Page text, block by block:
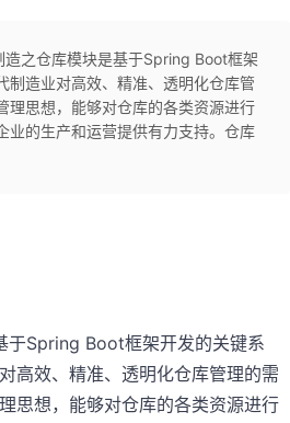
之仓库模块是基于Spring Boot框架
制造业对高效、精准、透明化仓库管
理思想，能够对仓库的各类资源进行
业的生产和运营提供有力支持。仓库
于Spring Boot框架开发的关键系
高效、精准、透明化仓库管理的需
思想，能够对仓库的各类资源进行